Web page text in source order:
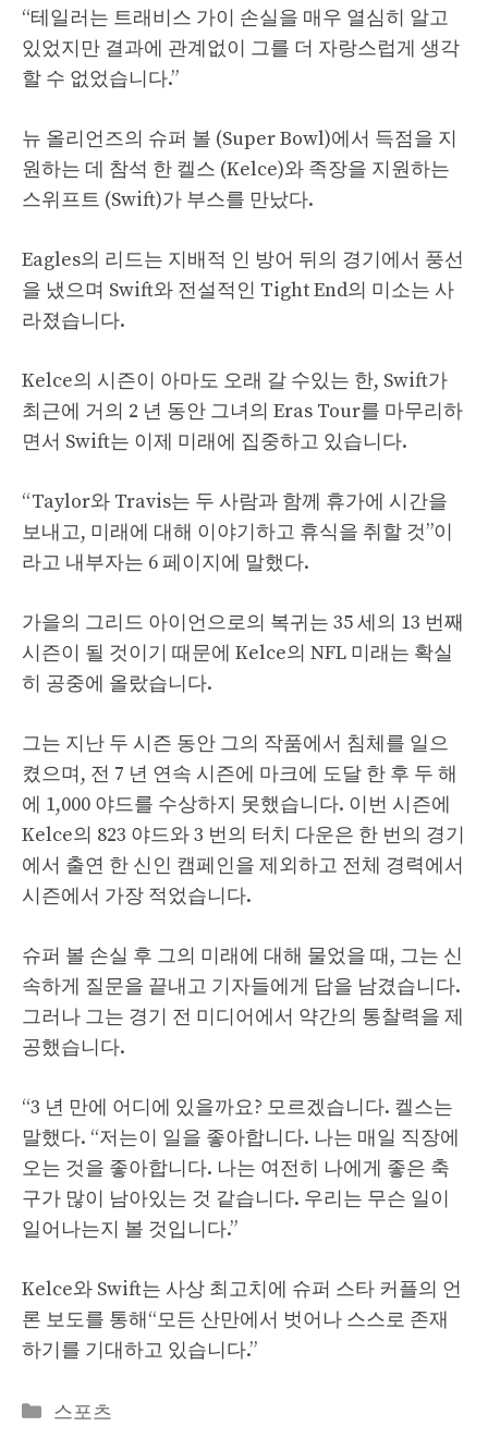
“테일러는 트래비스 가이 손실을 매우 열심히 알고
있었지만 결과에 관계없이 그를 더 자랑스럽게 생각
할 수 없었습니다.”
뉴 올리언즈의 슈퍼 볼 (Super Bowl)에서 득점을 지
원하는 데 참석 한 켈스 (Kelce)와 족장을 지원하는
스위프트 (Swift)가 부스를 만났다.
Eagles의 리드는 지배적 인 방어 뒤의 경기에서 풍선
을 냈으며 Swift와 전설적인 Tight End의 미소는 사
라졌습니다.
Kelce의 시즌이 아마도 오래 갈 수있는 한, Swift가
최근에 거의 2 년 동안 그녀의 Eras Tour를 마무리하
면서 Swift는 이제 미래에 집중하고 있습니다.
“Taylor와 Travis는 두 사람과 함께 휴가에 시간을
보내고, 미래에 대해 이야기하고 휴식을 취할 것”이
라고 내부자는 6 페이지에 말했다.
가을의 그리드 아이언으로의 복귀는 35 세의 13 번째
시즌이 될 것이기 때문에 Kelce의 NFL 미래는 확실
히 공중에 올랐습니다.
그는 지난 두 시즌 동안 그의 작품에서 침체를 일으
켰으며, 전 7 년 연속 시즌에 마크에 도달 한 후 두 해
에 1,000 야드를 수상하지 못했습니다. 이번 시즌에
Kelce의 823 야드와 3 번의 터치 다운은 한 번의 경기
에서 출연 한 신인 캠페인을 제외하고 전체 경력에서
시즌에서 가장 적었습니다.
슈퍼 볼 손실 후 그의 미래에 대해 물었을 때, 그는 신
속하게 질문을 끝내고 기자들에게 답을 남겼습니다.
그러나 그는 경기 전 미디어에서 약간의 통찰력을 제
공했습니다.
“3 년 만에 어디에 있을까요? 모르겠습니다. 켈스는
말했다. “저는이 일을 좋아합니다. 나는 매일 직장에
오는 것을 좋아합니다. 나는 여전히 나에게 좋은 축
구가 많이 남아있는 것 같습니다. 우리는 무슨 일이
일어나는지 볼 것입니다.”
Kelce와 Swift는 사상 최고치에 슈퍼 스타 커플의 언
론 보도를 통해“모든 산만에서 벗어나 스스로 존재
하기를 기대하고 있습니다.”
Categories
스포츠